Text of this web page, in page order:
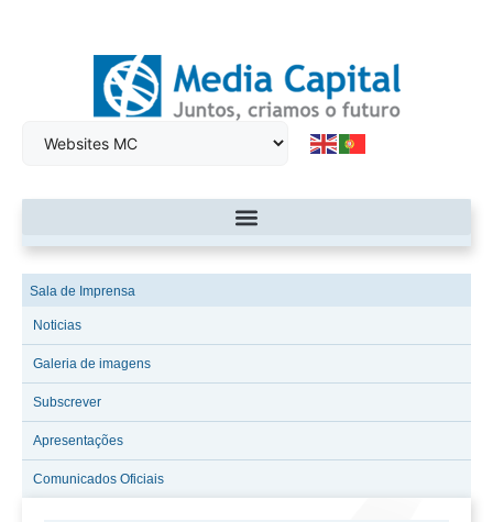
Sala de Imprensa
Noticias
Galeria de imagens
Subscrever
Apresentações
Comunicados Oficiais